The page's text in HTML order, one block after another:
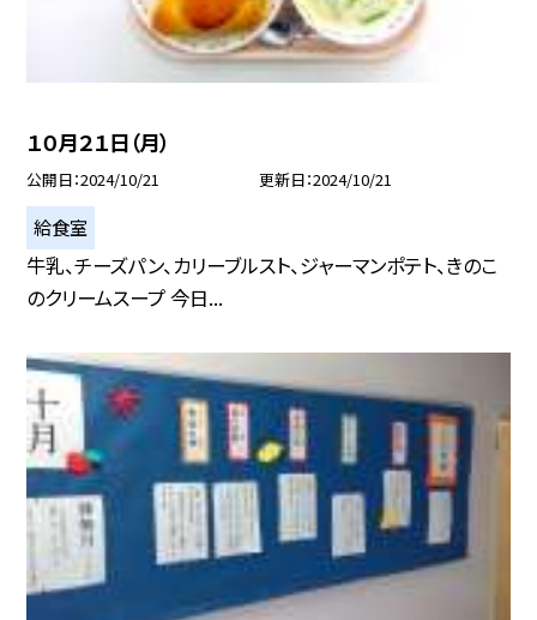
１０月２１日（月）
公開日 2024/10/21 更新日 2024/10/21
給食室
牛乳、チーズパン、カリーブルスト、ジャーマンポテト、きのこ
のクリームスープ 今日...